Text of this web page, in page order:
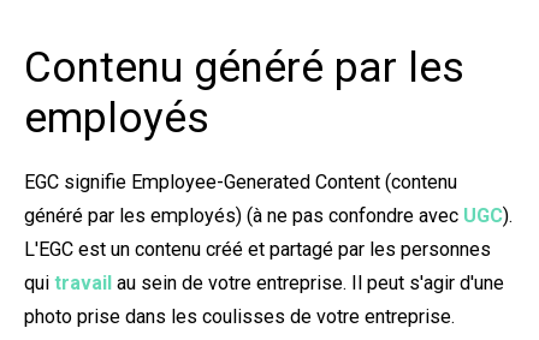
Contenu généré par les
employés
EGC signifie Employee-Generated Content (contenu
généré par les employés) (à ne pas confondre avec UGC).
L'EGC est un contenu créé et partagé par les personnes
qui travail au sein de votre entreprise. Il peut s'agir d'une
photo prise dans les coulisses de votre entreprise.